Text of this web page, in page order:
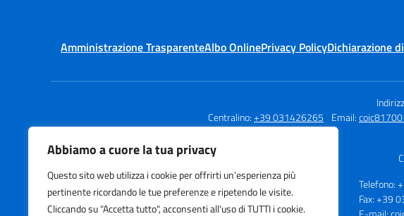
Abbiamo a cuore la tua privacy
Questo sito web utilizza i cookie per offrirti un’esperienza più
pertinente ricordando le tue preferenze e ripetendo le visite.
Cliccando su "Accetta tutto", acconsenti all'uso di TUTTI i cookie.
Amministrazione TrasparenteAlbo OnlinePrivacy PolicyDichiarazione
Centralino:+39 031426265 Email:
Istituto Comprensivo
Tavernerio
Telefono:
Fax: +39